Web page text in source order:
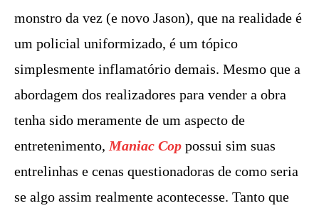
monstro da vez (e novo Jason), que na realidade é
um policial uniformizado, é um tópico
simplesmente inflamatório demais. Mesmo que a
abordagem dos realizadores para vender a obra
tenha sido meramente de um aspecto de
entretenimento, Maniac Cop possui sim suas
entrelinhas e cenas questionadoras de como seria
se algo assim realmente acontecesse. Tanto que